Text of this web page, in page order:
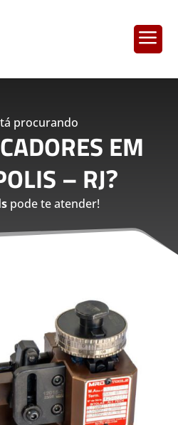
a
procurando
EM
– RJ?
pode te atender!